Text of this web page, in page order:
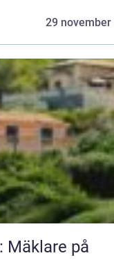
29 november
Mäklare på